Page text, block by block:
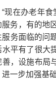
“现在办老年
服务，有的地
服务面临的问
水平有了很大
善，设施布局
进一步加强基